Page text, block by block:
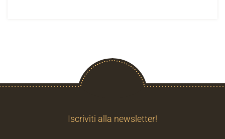
Iscriviti alla newsletter!